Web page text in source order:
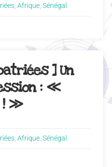
, Afrique, Sénégal
] Un
: ≪
! ≫
, Afrique, Sénégal